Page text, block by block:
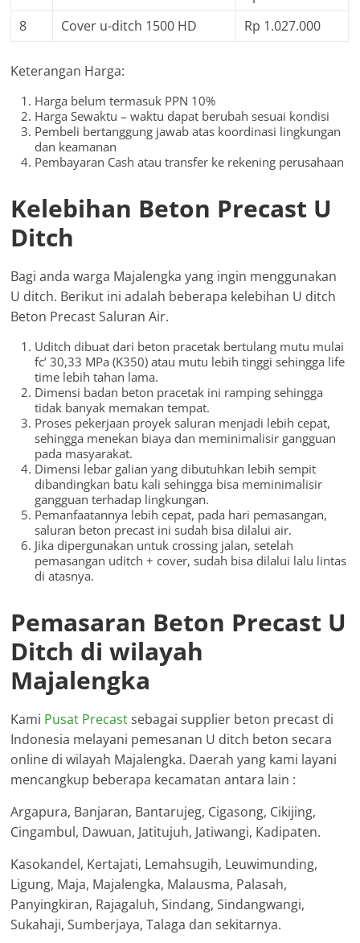
8
Cover u-ditch 1500 HD Rp 1.027.000
Keterangan Harga:
Harga belum termasuk PPN 10%
Harga Sewaktu – waktu dapat berubah sesuai kondisi
Pembeli bertanggung jawab atas koordinasi lingkungan
dan keamanan
Pembayaran Cash atau transfer ke rekening perusahaan
Kelebihan Beton Precast U
Ditch
Bagi anda warga Majalengka yang ingin menggunakan
U ditch. Berikut ini adalah beberapa kelebihan U ditch
Beton Precast Saluran Air.
Uditch dibuat dari beton pracetak bertulang mutu mulai
fc’ 30,33 MPa (K350) atau mutu lebih tinggi sehingga life
time lebih tahan lama.
Dimensi badan beton pracetak ini ramping sehingga
tidak banyak memakan tempat.
Proses pekerjaan proyek saluran menjadi lebih cepat,
sehingga menekan biaya dan meminimalisir gangguan
pada masyarakat.
Dimensi lebar galian yang dibutuhkan lebih sempit
dibandingkan batu kali sehingga bisa meminimalisir
gangguan terhadap lingkungan.
Pemanfaatannya lebih cepat, pada hari pemasangan,
saluran beton precast ini sudah bisa dilalui air.
Jika dipergunakan untuk crossing jalan, setelah
pemasangan uditch + cover, sudah bisa dilalui lalu lintas
di atasnya.
Pemasaran Beton Precast U
Ditch di wilayah
Majalengka
Kami Pusat Precastsebagai supplier beton precast di
Indonesia melayani pemesanan U ditch beton secara
online di wilayah Majalengka. Daerah yang kami layani
mencangkup beberapa kecamatan antara lain :
Argapura, Banjaran, Bantarujeg, Cigasong, Cikijing,
Cingambul, Dawuan, Jatitujuh, Jatiwangi, Kadipaten.
Kasokandel, Kertajati, Lemahsugih, Leuwimunding,
Ligung, Maja, Majalengka, Malausma, Palasah,
Panyingkiran, Rajagaluh, Sindang, Sindangwangi,
Sukahaji, Sumberjaya, Talaga dan sekitarnya.